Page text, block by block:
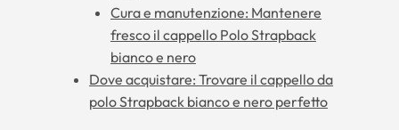
Cura e manutenzione: Mantenere
fresco il cappello Polo Strapback
bianco e nero
Dove acquistare: Trovare il cappello da
polo Strapback bianco e nero perfetto